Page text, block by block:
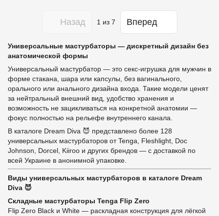
Назад 1 из 7 Вперед
Универсальные мастурбаторы — дискретный дизайн без
анатомической формы
Универсальный мастурбатор — это секс-игрушка для мужчин в
форме стакана, шара или капсулы, без вагинального,
орального или анального дизайна входа. Такие модели ценят
за нейтральный внешний вид, удобство хранения и
возможность не зацикливаться на конкретной анатомии —
фокус полностью на рельефе внутреннего канала.
В каталоге Dream Diva 😈 представлено более 128
универсальных мастурбаторов от Tenga, Fleshlight, Doc
Johnson, Dorcel, Kiiroo и других брендов — с доставкой по
всей Украине в анонимной упаковке.
Виды универсальных мастурбаторов в каталоге Dream
Diva 😈
Складные мастурбаторы Tenga Flip Zero
Flip Zero Black и White — раскладная конструкция для лёгкой